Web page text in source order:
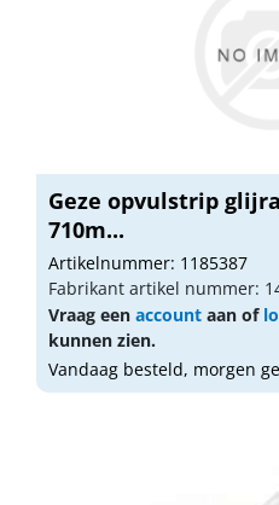
Geze opvulstrip
710m...
Artikelnummer: 1185387
Fabrikant artikel nummer:
Vraag een account aan of
kunnen zien.
Vandaag besteld, morgen